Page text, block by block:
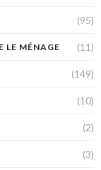
(95)
LE MÉNAGE (11)
(149)
(10)
(2)
(3)